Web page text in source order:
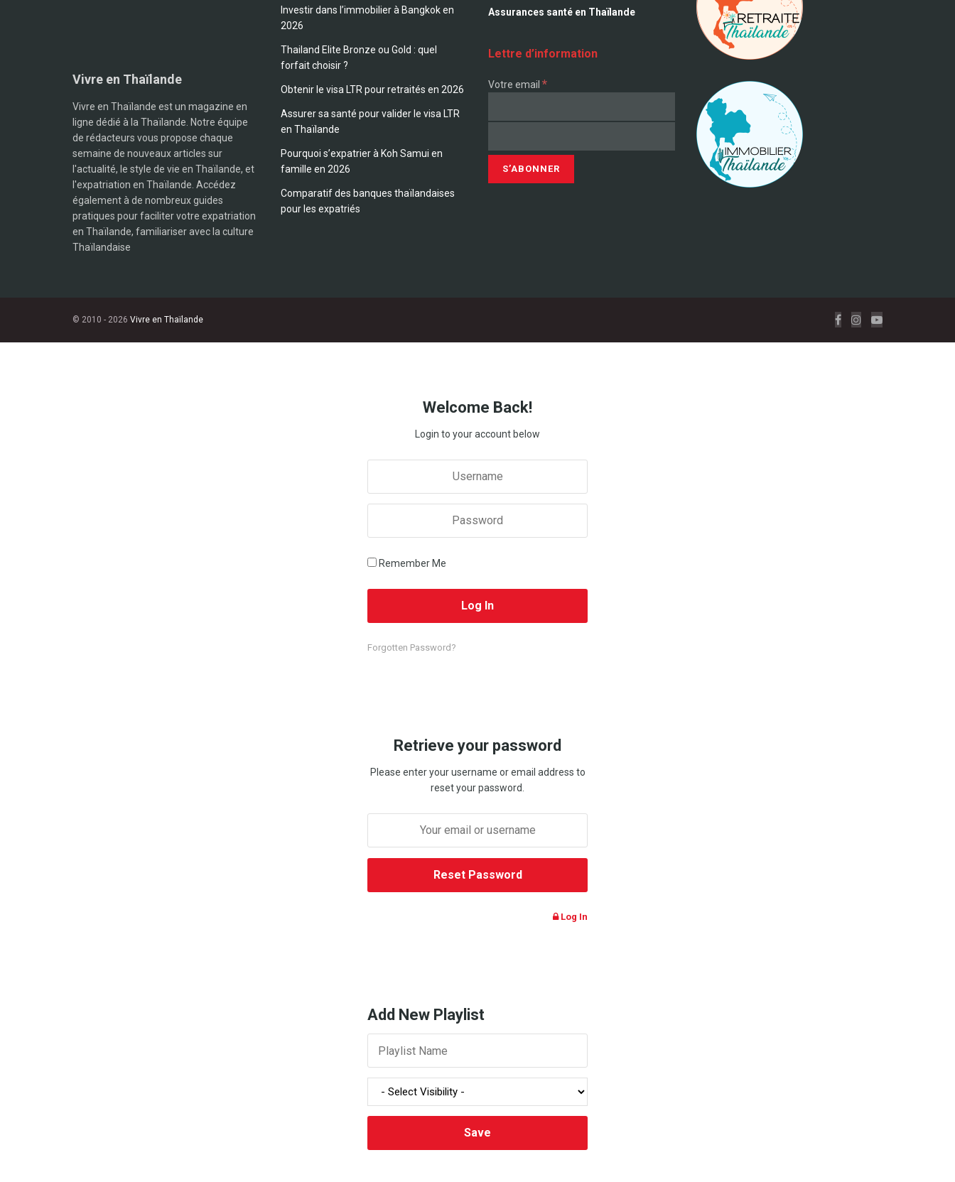
Vivre en Thaïlande
Vivre en Thaïlande est un magazine en
ligne dédié à la Thaïlande. Notre équipe
de rédacteurs vous propose chaque
semaine de nouveaux articles sur
l'actualité, le style de vie en Thaïlande, et
l'expatriation en Thaïlande. Accédez
également à de nombreux guides
pratiques pour faciliter votre expatriation
en Thaïlande, familiariser avec la culture
Thaïlandaise
Investir dans l’immobilier à Bangkok en
2026
Thailand Elite Bronze ou Gold : quel
forfait choisir ?
Obtenir le visa LTR pour retraités en 2026
Assurer sa santé pour valider le visa LTR
en Thaïlande
Pourquoi s’expatrier à Koh Samui en
famille en 2026
Comparatif des banques thaïlandaises
pour les expatriés
Assurances santé en Thaïlande
Lettre d’information
Votre email *
© 2010 - 2026 Vivre en Thaïlande
Welcome Back!
Login to your account below
Remember Me
Forgotten Password?
Retrieve your password
Please enter your username or email address to
reset your password.
Log In
Add New Playlist